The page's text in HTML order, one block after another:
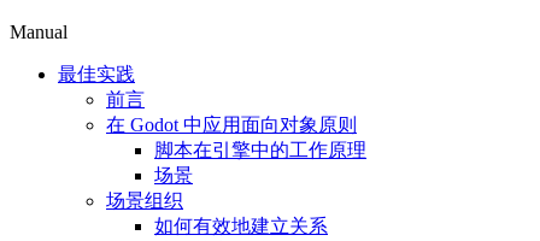
Manual
最佳实践
前言
在 Godot 中应用面向对象原则
脚本在引擎中的工作原理
场景
场景组织
如何有效地建立关系